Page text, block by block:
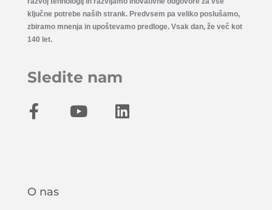
ključne potrebe naših strank. Predvsem pa veliko poslušamo,
zbiramo mnenja in upoštevamo predloge. Vsak dan, že več kot
140 let.
Sledite nam
O nas